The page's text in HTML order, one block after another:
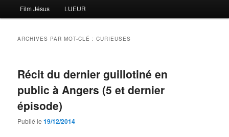
Film Jésus LUEUR
ARCHIVES PAR MOT-CLÉ :CURIEUSES
Récit du dernier guillotiné en
public à Angers (5 et dernier
épisode)
Publié le19/12/2014